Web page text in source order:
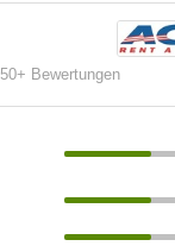
50+ Bewertungen